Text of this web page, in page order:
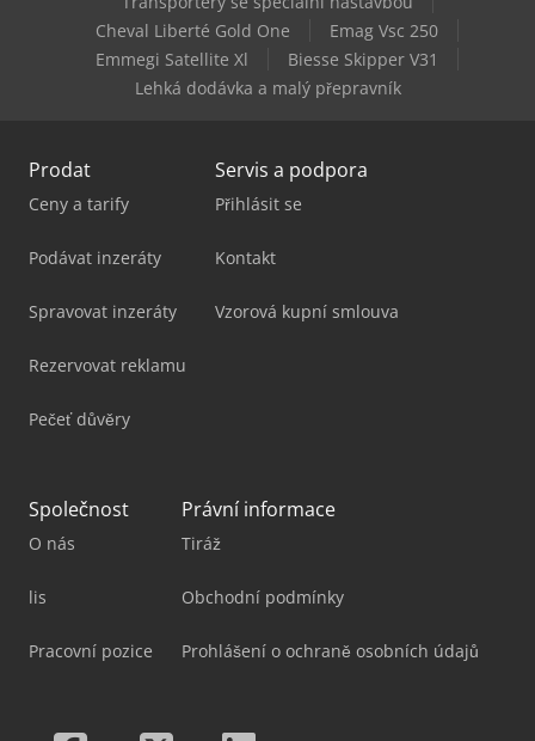
Cheval Liberté Gold One
Emag Vsc 250
Emmegi Satellite Xl
Biesse Skipper V31
Lehká dodávka a malý přepravník
Prodat
Ceny a tarify
Podávat inzeráty
Spravovat inzeráty
Rezervovat reklamu
Pečeť důvěry
Servis a podpora
Přihlásit se
Kontakt
Vzorová kupní smlouva
Společnost
O nás
lis
Pracovní pozice
Právní informace
Tiráž
Obchodní podmínky
Prohlášení o ochraně osobních údajů